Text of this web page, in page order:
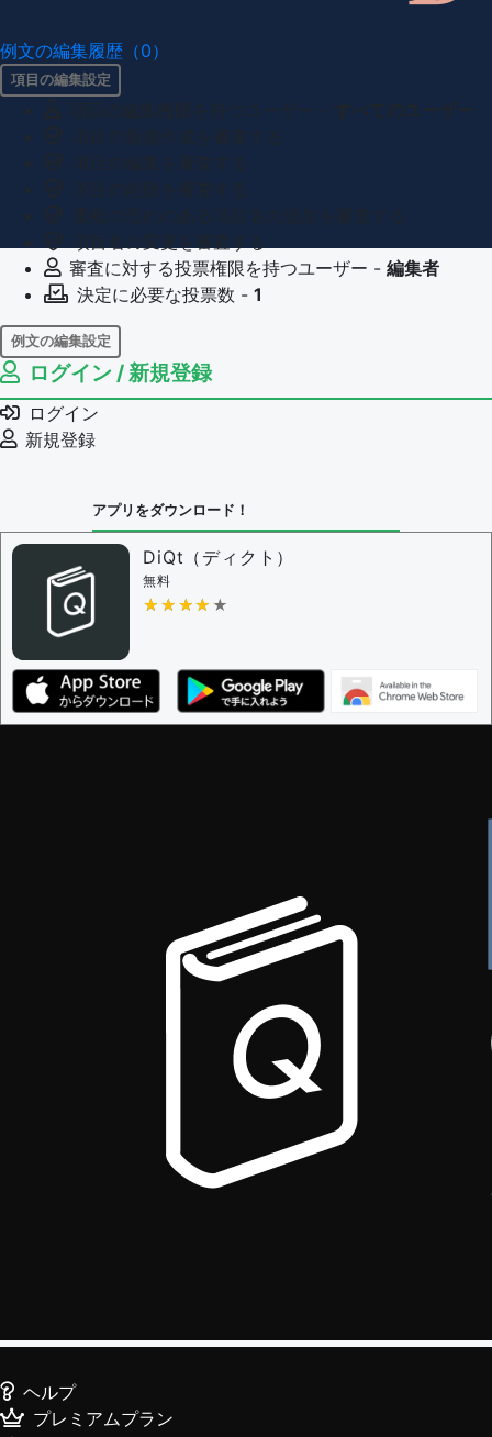
例文の編集履歴（0）
項目の編集設定
審査に対する投票権限を持つユーザー - 編集者
決定に必要な投票数 - 1
例文の編集設定
例文の編集権限を持つユーザー -
例文の削除を審査する
審査に対する投票権限を持つユーザー -
決定に必要な投票数 -
問題の編集権限を持つユーザー -すべてのユーザー
審査に対する投票権限を持つユーザー -
決定に必要な投票数 -
編集ガイドライン
ログイン / 新規登録
ログイン
新規登録
アプリをダウンロード！
DiQt（ディクト）
無料
★★★★★
★★★★★
ヘルプ
プレミアムプラン